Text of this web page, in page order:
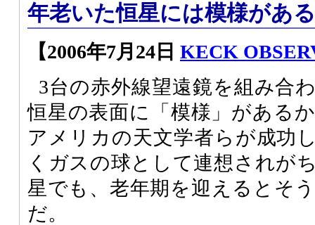
年老いた恒星には模様がある
【2006年7月24日 KECK
3台の赤外線望遠鏡を組み合
恒星の表面に「模様」がある
アメリカの天文学者らが成功
くガスの球として連想されが
星でも、老年期を迎えるとそ
だ。